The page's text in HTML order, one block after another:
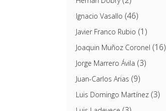
Ignacio Vasallo (46)
Javier Franco Rubio (1)
Joaquin Muñoz Coronel (16)
Jorge Marrero Ávila (3)
Juan-Carlos Arias (9)
Luis Domingo Martínez(3)